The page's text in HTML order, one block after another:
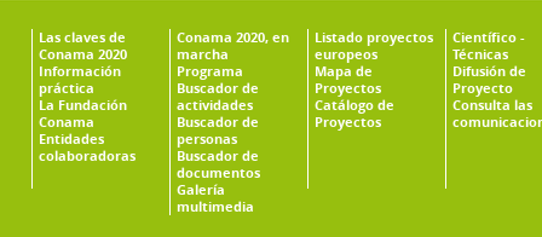
Las claves de
Conama 2020
Información
práctica
La Fundación
Conama
Entidades
colaboradoras
Conama 2020, en
marcha
Programa
Buscador de
actividades
Buscador de
personas
Buscador de
documentos
Galería
multimedia
Listado proyectos
europeos
Mapa de
Proyectos
Catálogo de
Proyectos
Científico -
Técnicas
Difusión de
Proyecto
Consulta las